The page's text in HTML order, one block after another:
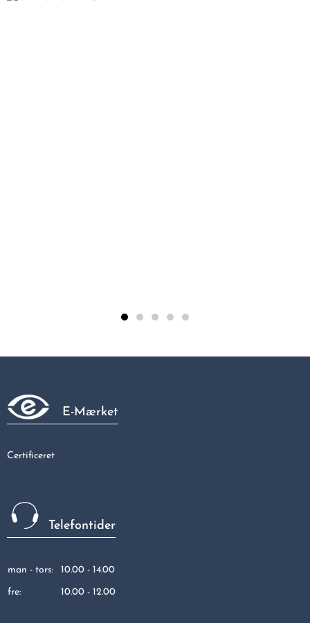
31,56 kr
E-Mærket
Certificeret
Telefontider
man - tors: 10.00 - 14.00
fre: 10.00 - 12.00